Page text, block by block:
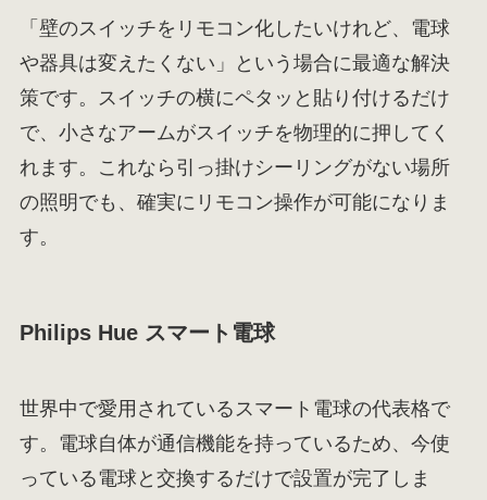
「壁のスイッチをリモコン化したいけれど、電球
や器具は変えたくない」という場合に最適な解決
策です。スイッチの横にペタッと貼り付けるだけ
で、小さなアームがスイッチを物理的に押してく
れます。これなら引っ掛けシーリングがない場所
の照明でも、確実にリモコン操作が可能になりま
す。
Philips Hue スマート電球
世界中で愛用されているスマート電球の代表格で
す。電球自体が通信機能を持っているため、今使
っている電球と交換するだけで設置が完了しま